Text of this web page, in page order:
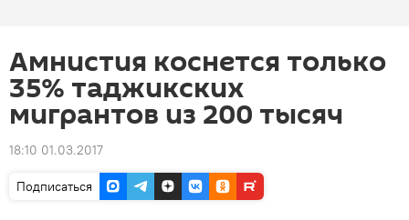
Амнистия коснется только
35% таджикских
мигрантов из 200 тысяч
18:10 01.03.2017
Подписаться